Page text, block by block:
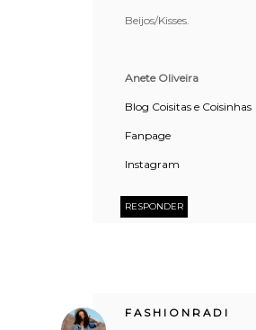
Beijos/Kisses.
Anete Oliveira
Blog Coisitas e Coisinhas
Fanpage
Instagram
RESPONDER
FASHIONRADI